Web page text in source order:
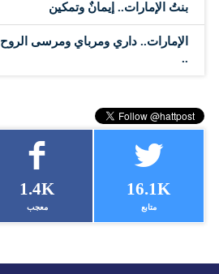
بنتُ الإمارات.. إيمانٌ وتمكين
الإمارات.. داري ومرباي ومرسى الروح
..
1.4K
معجب
16.1K
متابع